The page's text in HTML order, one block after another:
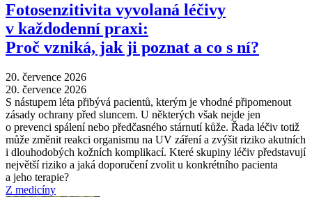
Fotosenzitivita vyvolaná léčivy
v každodenní praxi:
Proč vzniká, jak ji poznat a co s ní?
20. července 2026
20. července 2026
S nástupem léta přibývá pacientů, kterým je vhodné připomenout
zásady ochrany před sluncem. U některých však nejde jen
o prevenci spálení nebo předčasného stárnutí kůže. Řada léčiv totiž
může změnit reakci organismu na UV záření a zvýšit riziko akutních
i dlouhodobých kožních komplikací. Které skupiny léčiv představují
největší riziko a jaká doporučení zvolit u konkrétního pacienta
a jeho terapie?
Z medicíny